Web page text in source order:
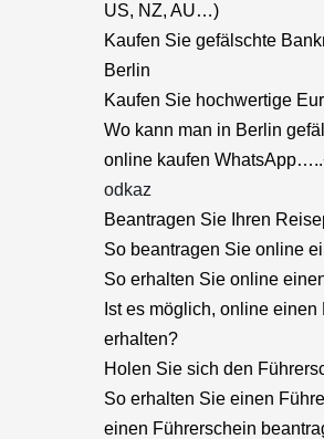
US, NZ, AU…)
Kaufen Sie gefälschte
Berlin
Kaufen Sie hochwertige
Wo kann man in Berlin
online kaufen
odkaz
Beantragen Sie Ihren
So beantragen Sie online
So erhalten Sie online
Ist es möglich, online einen
erhalten?
Holen Sie sich den
So erhalten Sie einen
einen Führerschein